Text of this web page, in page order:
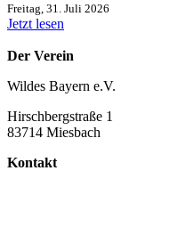
Freitag, 31. Juli 2026
Jetzt lesen
Der Verein
Wildes Bayern e.V.
Hirschbergstraße 1
83714 Miesbach
Kontakt